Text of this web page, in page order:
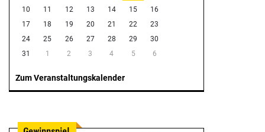
10
11 12 13 14 15
16
17
18 19 20 21 22
23
24
25 26 27 28 29
30
31
1 2 3 4 5 6
Zum Veranstaltungskalender